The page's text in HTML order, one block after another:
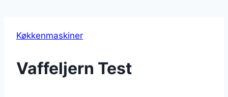
Køkkenmaskiner
Vaffeljern Test